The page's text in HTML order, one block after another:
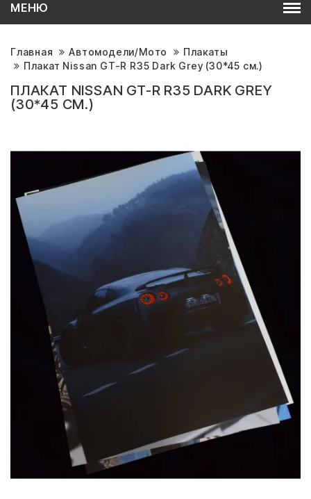
МЕНЮ
Главная Автомодели/Мото
Плакаты
Плакат Nissan GT-R R35 Dark Grey (30*45 см.)
ПЛАКАТ NISSAN GT-R R35 DARK GREY
(30*45 СМ.)